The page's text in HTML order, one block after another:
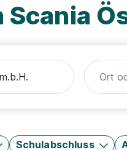
Schulabschluss